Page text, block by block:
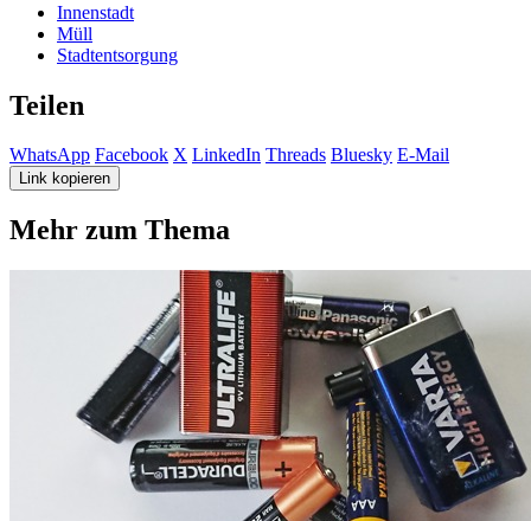
Innenstadt
Müll
Stadtentsorgung
Teilen
WhatsApp Facebook X LinkedIn Threads Bluesky E-Mail
Link kopieren
Mehr zum Thema